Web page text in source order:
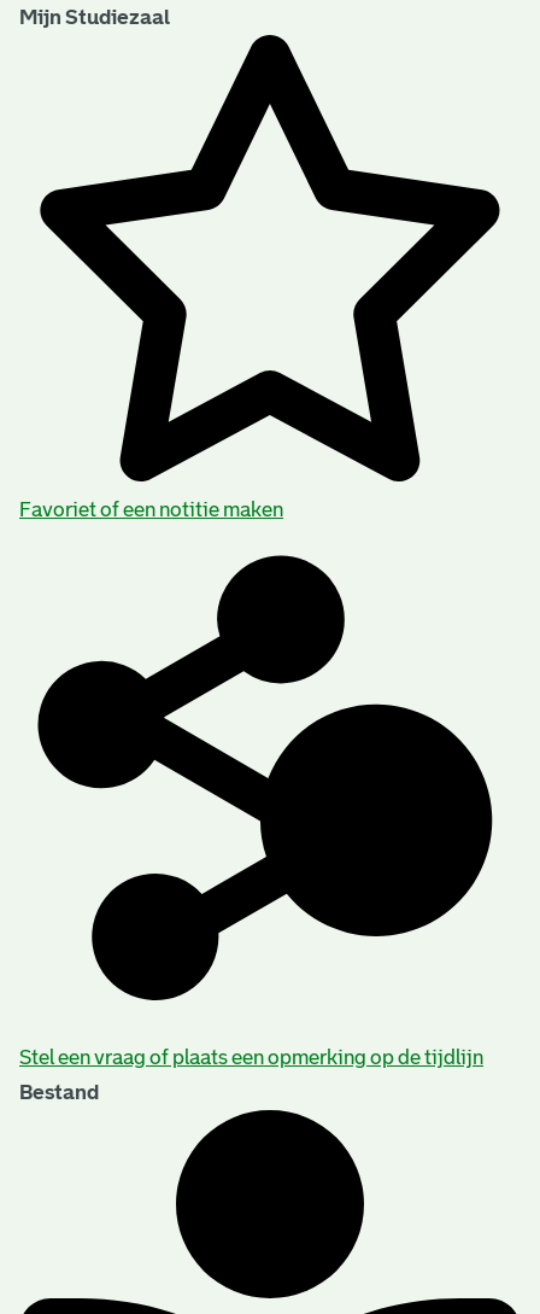
Mijn Studiezaal
Favoriet of een notitie maken
Stel een vraag of plaats een opmerking op de tijdlijn
Bestand